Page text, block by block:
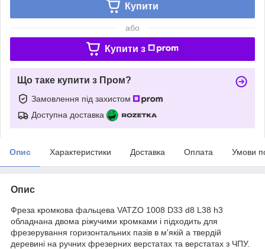
Купити
або
Купити з
Що таке купити з Пром?
Замовлення під захистом
Доступна доставка
Опис Характеристики Доставка Оплата Умови
Опис
Фреза кромкова фальцева VATZO 1008 D33 d8 L38 h3
обладнана двома ріжучими кромками і підходить для
фрезерування горизонтальних пазів в м'якій а твердій
деревині на ручних фрезерних верстатах та верстатах з ЧПУ.